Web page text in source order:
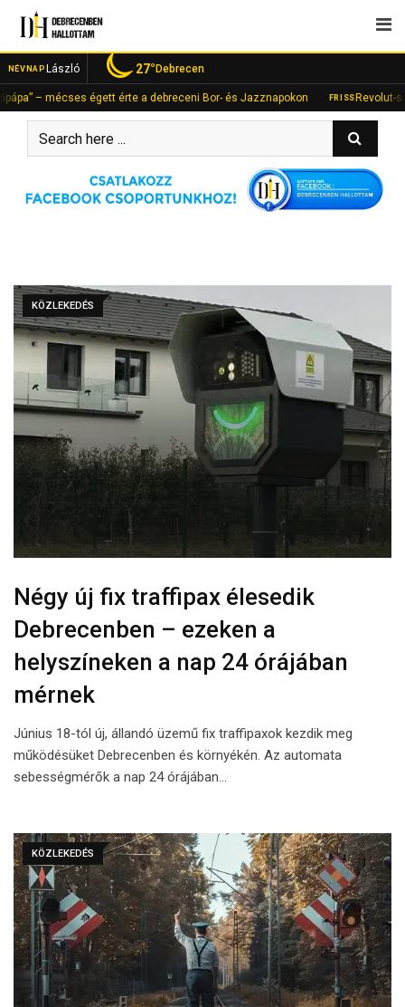
content
NÉVNAP László 27°Debrecen
– mécses égett érte a debreceni Bor- és Jazznapokon FRISS Revolut-
KÖZLEKEDÉS
Négy új fix traffipax élesedik
Debrecenben – ezeken a
helyszíneken a nap 24 órájában
mérnek
Június 18-tól új, állandó üzemű fix traffipaxok kezdik meg
működésüket Debrecenben és környékén. Az automata
sebességmérők a nap 24 órájában…
KÖZLEKEDÉS